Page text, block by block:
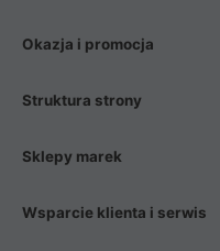
Okazja i promocja
Struktura strony
Sklepy marek
Wsparcie klienta i serwis